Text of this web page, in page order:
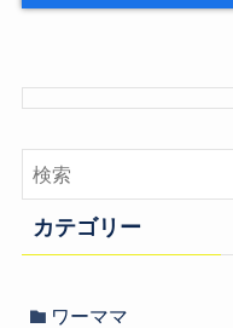
カテゴリー
ワーママ